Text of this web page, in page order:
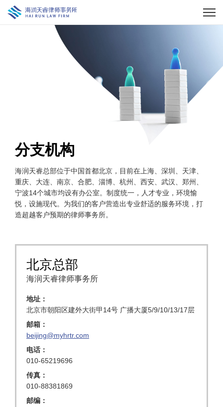
分支机构
海润天睿总部位于中国首都北京，目前在上海、深圳、天津、
重庆、大连、 南京、合肥、淄博、杭州、西安、武汉、郑州、
宁波14个城市均设有办公室。 制度统一，人才专业，环境愉
悦，设施现代。 为我们的客户营造出专业舒适的服务环境，打
造超越客户预期的律师事务所。
北京总部
海润天睿律师事务所
地址：
北京市朝阳区建外大街甲14号 广播大厦5/9/10/13/17层
邮箱：
beijing@myhrtr.com
电话：
010-65219696
传真：
010-88381869
邮编：